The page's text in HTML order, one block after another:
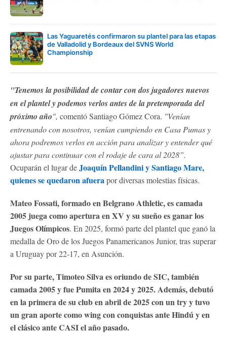
Las Yaguaretés confirmaron su plantel para las etapas
de Valladolid y Bordeaux del SVNS World
Championship
"Tenemos la posibilidad de contar con dos jugadores nuevos
en el plantel y podemos verlos antes de la pretemporada del
próximo año", comentó Santiago Gómez Cora. "Venían
entrenando con nosotros, venían cumpiendo en Casa Pumas y
ahora podremos verlos en acción para analizar y entender qué
ajustar para continuar con el rodaje de cara al 2028”.
Ocuparán el lugar deJoaquín Pellandini y Santiago Mare,
quienes se quedaron afuerapor diversas molestias físicas.
Mateo Fossati, formado en Belgrano Athletic, es camada
2005 juega como apertura en XV y su sueño es ganar los
Juegos Olímpicos. En 2025, formó parte del plantel que ganó la
medalla de Oro de los Juegos Panamericanos Junior, tras superar
a Uruguay por 22-17, en Asunción.
Por su parte, Timoteo Silva es oriundo de SIC, también
camada 2005 y fue Pumita en 2024 y 2025. Además, debutó
en la primera de su club en abril de 2025 con un try y tuvo
un gran aporte como wing con conquistas ante Hindú y en
el clásico ante CASI el año pasado.